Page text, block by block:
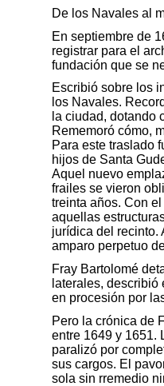
De los Navales al
En septiembre de
registrar para el
fundación que se
Escribió sobre los
los Navales.
la ciudad, dotando
Rememoró cómo,
Para este traslado
hijos de Santa
Aquel nuevo
frailes se vieron
treinta años. Con
aquellas
jurídica del recinto.
amparo perpetuo
Fray Bartolomé
laterales,
en procesión por
Pero la crónica de
entre 1649 y 1651.
paralizó por
sus cargos. El
sola sin rremedio